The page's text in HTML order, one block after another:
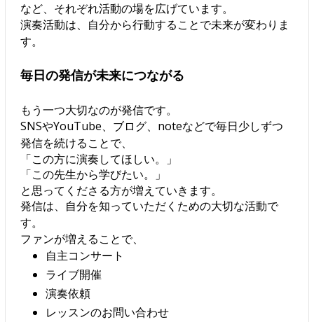
など、それぞれ活動の場を広げています。
演奏活動は、自分から行動することで未来が変わりま
す。
毎日の発信が未来につながる
もう一つ大切なのが発信です。
SNSやYouTube、ブログ、noteなどで毎日少しずつ
発信を続けることで、
「この方に演奏してほしい。」
「この先生から学びたい。」
と思ってくださる方が増えていきます。
発信は、自分を知っていただくための大切な活動で
す。
ファンが増えることで、
自主コンサート
ライブ開催
演奏依頼
レッスンのお問い合わせ